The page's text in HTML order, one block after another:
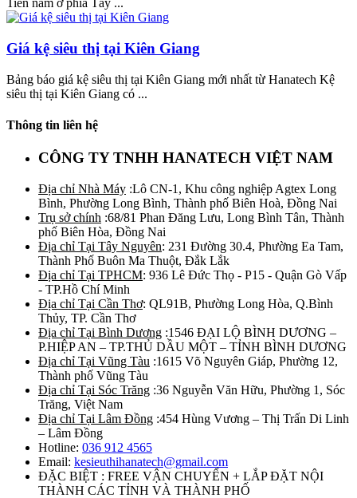
Tiên nằm ở phía Tây ...
Giá kệ siêu thị tại Kiên Giang
Bảng báo giá kệ siêu thị tại Kiên Giang mới nhất từ Hanatech Kệ
siêu thị tại Kiên Giang có ...
Thông tin liên hệ
CÔNG TY TNHH HANATECH VIỆT NAM
Địa chỉ Nhà Máy :Lô CN-1, Khu công nghiệp Agtex Long
Bình, Phường Long Bình, Thành phố Biên Hoà, Đồng Nai
Trụ sở chính :68/81 Phan Đăng Lưu, Long Bình Tân, Thành
phố Biên Hòa, Đồng Nai
Địa chỉ Tại Tây Nguyên: 231 Đường 30.4, Phường Ea Tam,
Thành Phố Buôn Ma Thuột, Đắk Lắk
Địa chỉ Tại TPHCM: 936 Lê Đức Thọ - P15 - Quận Gò Vấp
- TP.Hồ Chí Minh
Địa chỉ Tại Cần Thơ: QL91B, Phường Long Hòa, Q.Bình
Thủy, TP. Cần Thơ
Địa chỉ Tại Bình Dương :1546 ĐẠI LỘ BÌNH DƯƠNG –
P.HIỆP AN – TP.THỦ DẦU MỘT – TỈNH BÌNH DƯƠNG
Địa chỉ Tại Vũng Tàu :1615 Võ Nguyên Giáp, Phường 12,
Thành phố Vũng Tàu
Địa chỉ Tại Sóc Trăng :36 Nguyễn Văn Hữu, Phường 1, Sóc
Trăng, Việt Nam
Địa chỉ Tại Lâm Đồng :454 Hùng Vương – Thị Trấn Di Linh
– Lâm Đồng
Hotline: 036 912 4565
Email: kesieuthihanatech@gmail.com
ĐẶC BIỆT : FREE VẬN CHUYỂN + LẮP ĐẶT NỘI
THÀNH CÁC TỈNH VÀ THÀNH PHỐ